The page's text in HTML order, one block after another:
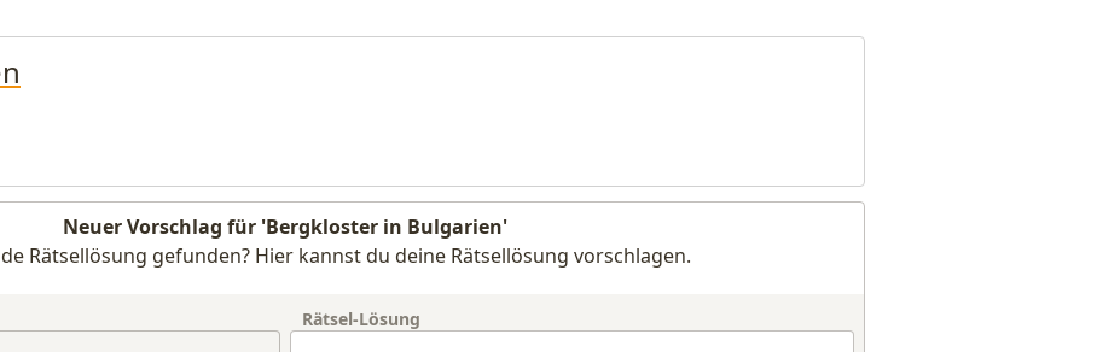
Neuer Vorschlag für 'Bergkloster in Bulgarien'
Rätsellösung gefunden? Hier kannst du deine Rätsellösung vorschlagen.
Rätsel-Lösung